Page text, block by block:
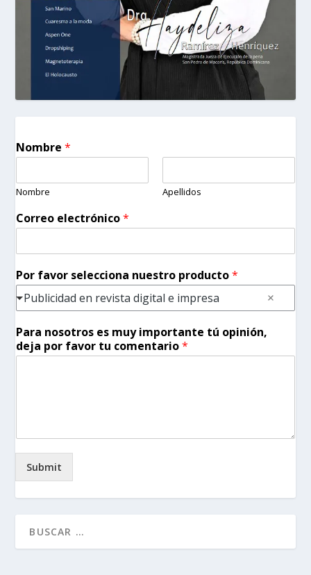
Nombre*
Nombre Apellidos
Correo electrónico*
Por favor selecciona nuestro producto*
Publicidad en revista digital e impresa
Para nosotros es muy importante tú opinión,
deja por favor tu comentario*
Submit